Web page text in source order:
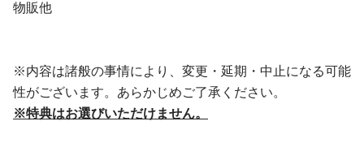
物販他
※内容は諸般の事情により、変更・延期・中止になる可能
性がございます。あらかじめご了承ください。
※特典はお選びいただけません。